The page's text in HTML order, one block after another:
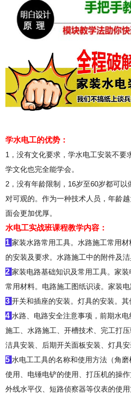
学水电工的优势：
1，没有文化要求，学水电工安装不要
学文化也完全能学会。
2，没有年龄限制，16岁至60岁都可以
对可观的。作为一种技术人员，年龄
面会更加优厚。
水电工实战班课程教学内容：
1家装水路常用工具。水路施工常用
的安装及要求。水路施工中的附件及洁
2家装电路基础知识及常用工具。家
常用材料。电路施工图纸识读。家装电
3开关和插座的安装。灯具的安装。其
4 水路、电路安全注意事项，前期水
施工、水路施工、开槽技术、完工打
洁具安装、后期开关面板安装、灯具安
5 水电工工具的名称和使用方法（角
使用、电锤电铲的使用、打压机的操
外线水平仪、短路侦察器等仪表的使